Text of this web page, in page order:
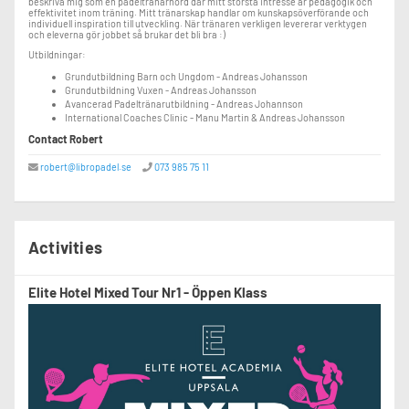
effektivitet inom träning. Mitt tränarskap handlar om kunskapsöverförande och
individuell inspiration till utveckling. När tränaren verkligen levererar verktygen
och eleverna gör jobbet så brukar det bli bra :)
Utbildningar:
Grundutbildning Barn och Ungdom - Andreas Johansson
Grundutbildning Vuxen - Andreas Johansson
Avancerad Padeltränarutbildning - Andreas Johannson
International Coaches Clinic - Manu Martin & Andreas Johansson
Contact Robert
robert@libropadel.se 073 985 75 11
Activities
Elite Hotel Mixed Tour Nr1 - Öppen Klass